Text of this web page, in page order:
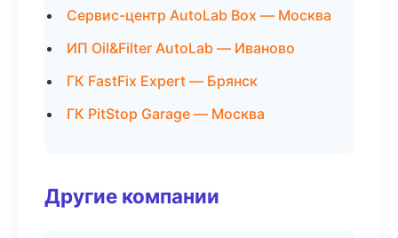
Сервис-центр AutoLab Box — Москва
ИП Oil&Filter AutoLab — Иваново
ГК FastFix Expert — Брянск
ГК PitStop Garage — Москва
Другие компании